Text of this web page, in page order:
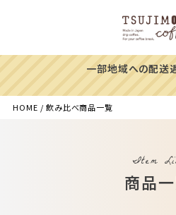
一部地域への配送
HOME 飲み比べ商品一覧
Item
商品